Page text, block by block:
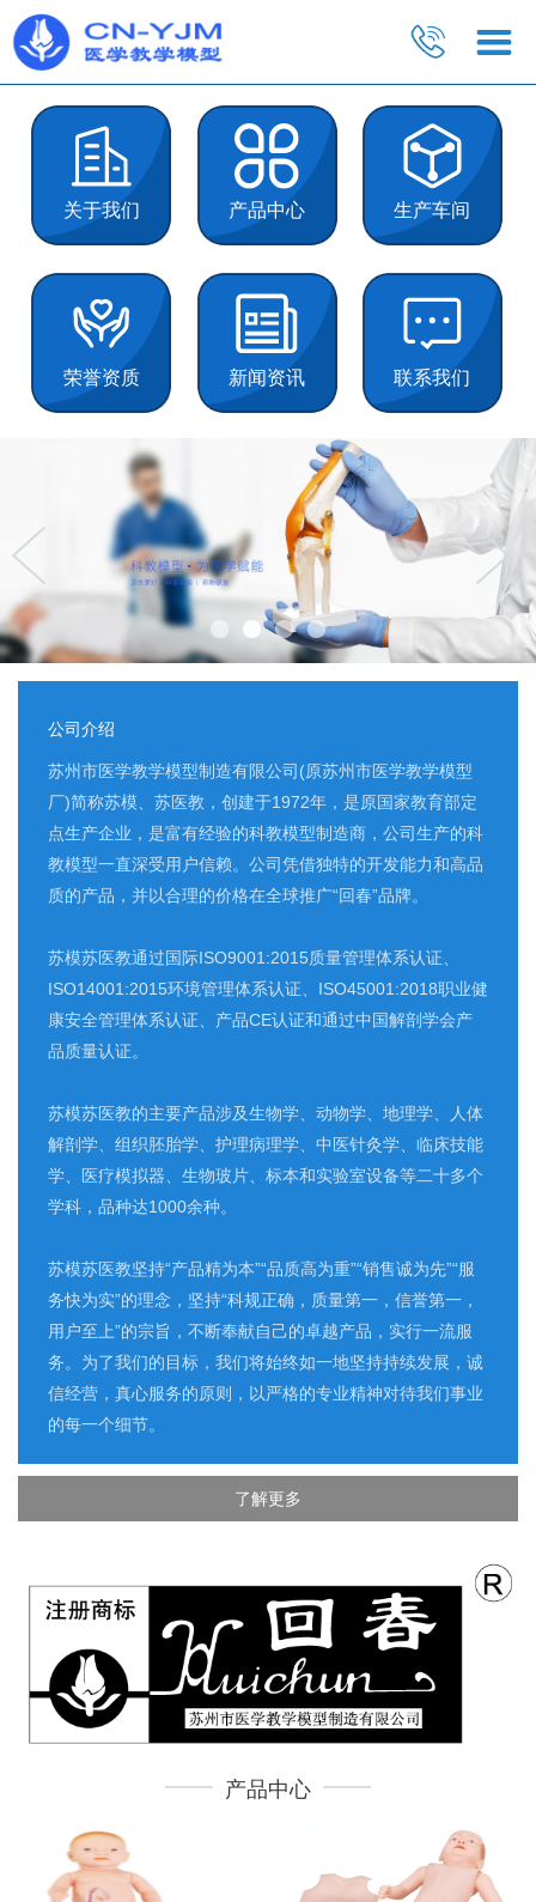
关于我们 产品中心 生产车间
荣誉资质 新闻资讯 联系我们
公司介绍
苏州市医学教学模型制造有限公司(原苏州市医学教学模型
厂)简称苏模、苏医教，创建于1972年，是原国家教育部定
点生产企业，是富有经验的科教模型制造商，公司生产的科
教模型一直深受用户信赖。公司凭借独特的开发能力和高品
质的产品，并以合理的价格在全球推广“回春”品牌。
苏模苏医教通过国际ISO9001:2015质量管理体系认证、
ISO14001:2015环境管理体系认证、ISO45001:2018职业健
康安全管理体系认证、产品CE认证和通过中国解剖学会产
品质量认证。
苏模苏医教的主要产品涉及生物学、动物学、地理学、人体
解剖学、组织胚胎学、护理病理学、中医针灸学、临床技能
学、医疗模拟器、生物玻片、标本和实验室设备等二十多个
学科，品种达1000余种。
苏模苏医教坚持“产品精为本”“品质高为重”“销售诚为先”“服
务快为实”的理念，坚持“科规正确，质量第一，信誉第一，
用户至上”的宗旨，不断奉献自己的卓越产品，实行一流服
务。为了我们的目标，我们将始终如一地坚持持续发展，诚
信经营，真心服务的原则，以严格的专业精神对待我们事业
的每一个细节。
了解更多
产品中心